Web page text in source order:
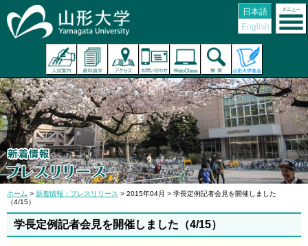
日本語
English
ホーム > 新着情報：プレスリリース > 2015年04月 > 学長定例記者会見を開催しました
（4/15）
学長定例記者会見を開催しました（4/15）